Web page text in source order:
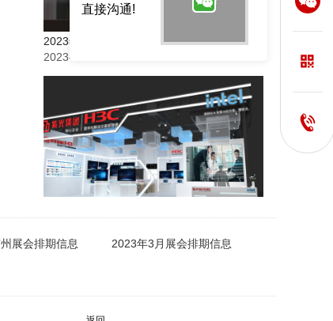
2023年12月深圳展会信息
2023-11-25 17:50:28
展会排期信息
2023年3月展会排期信息
直接沟通!